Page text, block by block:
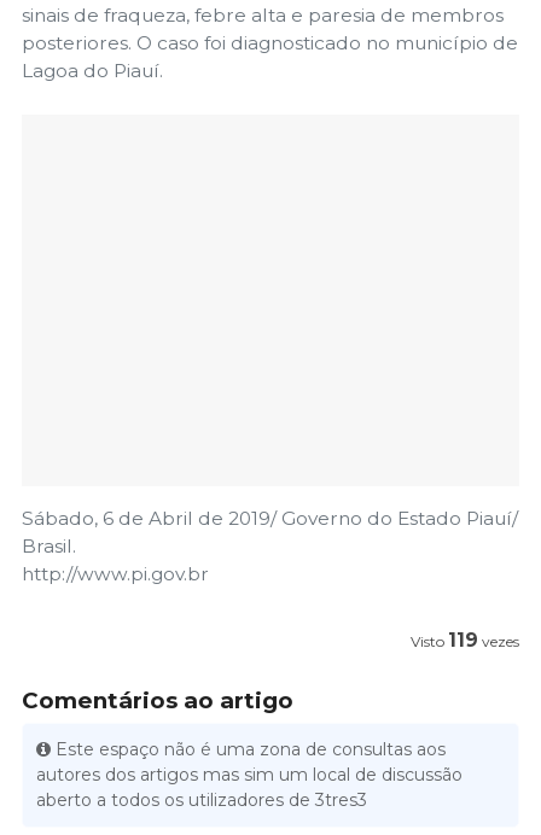
sinais de fraqueza, febre alta e paresia de membros
posteriores. O caso foi diagnosticado no município de
Lagoa do Piauí.
Sábado, 6 de Abril de 2019/ Governo do Estado Piauí/
Brasil.
http://www.pi.gov.br
Visto 119 vezes
Comentários ao artigo
Este espaço não é uma zona de consultas aos
autores dos artigos mas sim um local de discussão
aberto a todos os utilizadores de 3tres3